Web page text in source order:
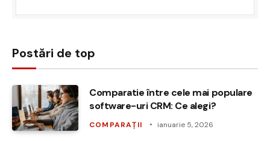
Postări de top
Comparatie între cele mai populare
software-uri CRM: Ce alegi?
COMPARAȚII ianuarie 5, 2026